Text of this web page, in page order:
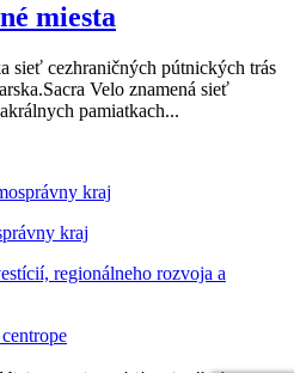
miesta
sieť cezhraničných pútnických trás
Velo znamená sieť
pamiatkach...